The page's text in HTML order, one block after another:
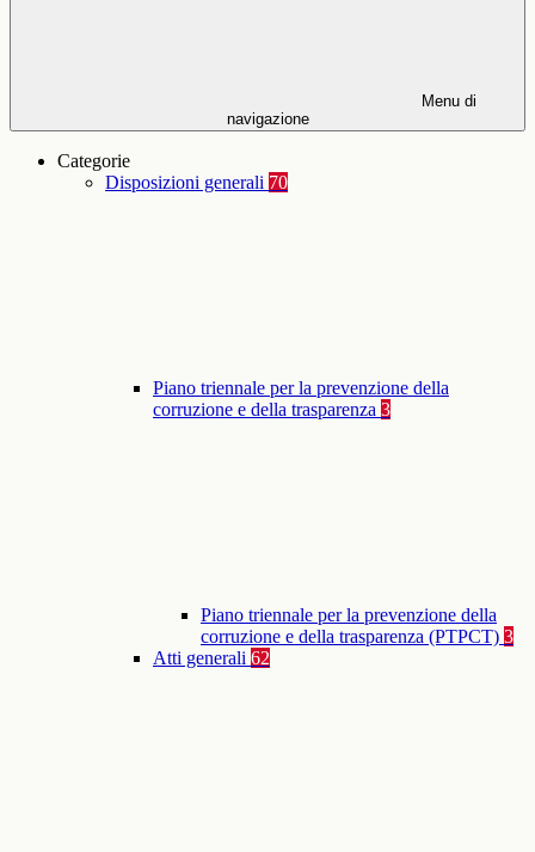
Menu di
navigazione
Categorie
Disposizioni generali 70
Piano triennale per la prevenzione della
corruzione e della trasparenza 3
Piano triennale per la prevenzione della
corruzione e della trasparenza (PTPCT) 3
Atti generali 62